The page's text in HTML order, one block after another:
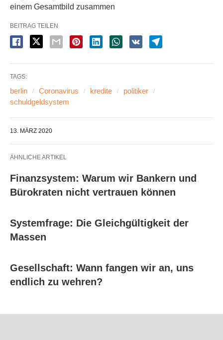
einem Gesamtbild zusammen
BEITRAG TEILEN
TAGS:
berlin Coronavirus kredite
politiker
schuldgeldsystem
13. MÄRZ 2020
ÄHNLICHE ARTIKEL
Finanzsystem: Warum wir Bankern und
Bürokraten nicht vertrauen können
Systemfrage: Die Gleichgültigkeit der
Massen
Gesellschaft: Wann fangen wir an, uns
endlich zu wehren?